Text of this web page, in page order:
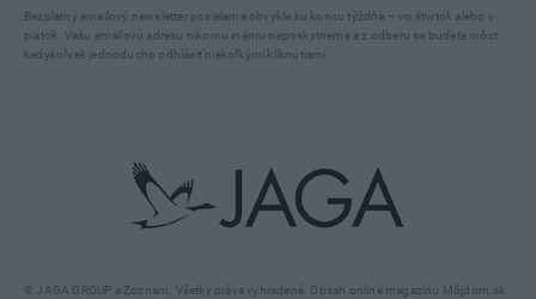
© JAGA GROUP a Zoznam. Všetky práva vyhradené. Obsah online magazínu Môjdom.sk
Bezplatný emailový newsletter posielame obvykle ku koncu týždňa – vo štvrtok alebo v
piatok. Vašu emailovú adresu nikomu inému neposkytneme a z odberu sa budete môcť
kedykoľvek jednoducho odhlásiť niekoľkými kliknutiami.